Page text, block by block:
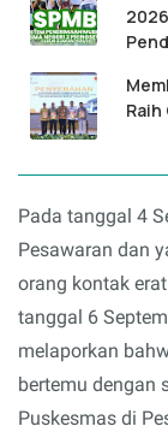
Raih
Pada tanggal 4
Pesawaran dan
orang kontak
tanggal 6
melaporkan
bertemu dengan
Puskesmas di